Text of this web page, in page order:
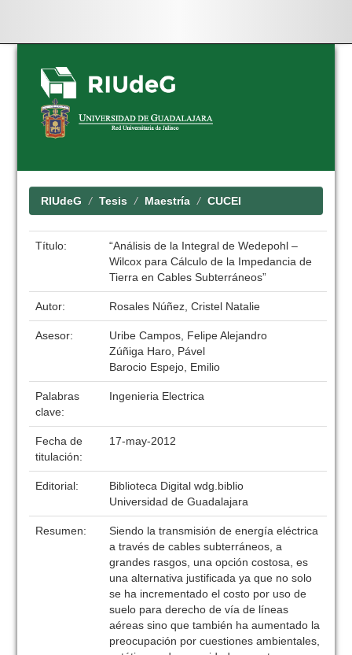
Skip
navigation
RIUdeG Tesis Maestría CUCEI
Título:
“Análisis de la Integral de Wedepohl –
Wilcox para Cálculo de la Impedancia de
Tierra en Cables Subterráneos”
Autor: Rosales Núñez, Cristel Natalie
Asesor:
Uribe Campos, Felipe Alejandro
Zúñiga Haro, Pável
Barocio Espejo, Emilio
Palabras
clave:
Ingenieria Electrica
Fecha de
titulación:
17-may-2012
Editorial:
Biblioteca Digital wdg.biblio
Universidad de Guadalajara
Resumen:
Siendo la transmisión de energía eléctrica
a través de cables subterráneos, a
grandes rasgos, una opción costosa, es
una alternativa justificada ya que no solo
se ha incrementado el costo por uso de
suelo para derecho de vía de líneas
aéreas sino que también ha aumentado la
preocupación por cuestiones ambientales,